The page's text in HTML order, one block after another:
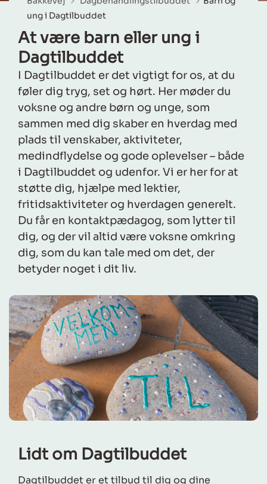
ung i Dagtilbuddet
At være barn eller ung i
Dagtilbuddet
I Dagtilbuddet er det vigtigt for os, at du
føler dig tryg, set og hørt. Her møder du
voksne og andre børn og unge, som
sammen med dig skaber en hverdag med
plads til venskaber, aktiviteter,
medindflydelse og gode oplevelser – både
i Dagtilbuddet og udenfor. Vi er her for at
støtte dig, hjælpe med lektier,
fritidsaktiviteter og hverdagen generelt.
Du får en kontaktpædagog, som lytter til
dig, og der vil altid være voksne omkring
dig, som du kan tale med om det, der
betyder noget i dit liv.
Lidt om Dagtilbuddet
Dagtilbuddet er et tilbud til dig og dine